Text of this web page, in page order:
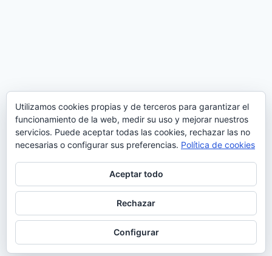
© 2026 Futbolandia - Tema para WordPress por
Kadence WP
Utilizamos cookies propias y de terceros para garantizar el
funcionamiento de la web, medir su uso y mejorar nuestros
servicios. Puede aceptar todas las cookies, rechazar las no
necesarias o configurar sus preferencias. Política de cookies
Aceptar todo
Rechazar
Configurar